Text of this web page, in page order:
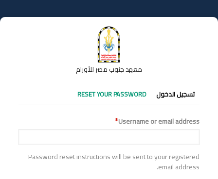
إلى
المحتوى
معهد جنوب مصر للأورام
التبويبات
الأساسية
تسجيل الدخول RESET YOUR PASSWORD
Username or email address
Password reset instructions will be sent to your registered
email address.